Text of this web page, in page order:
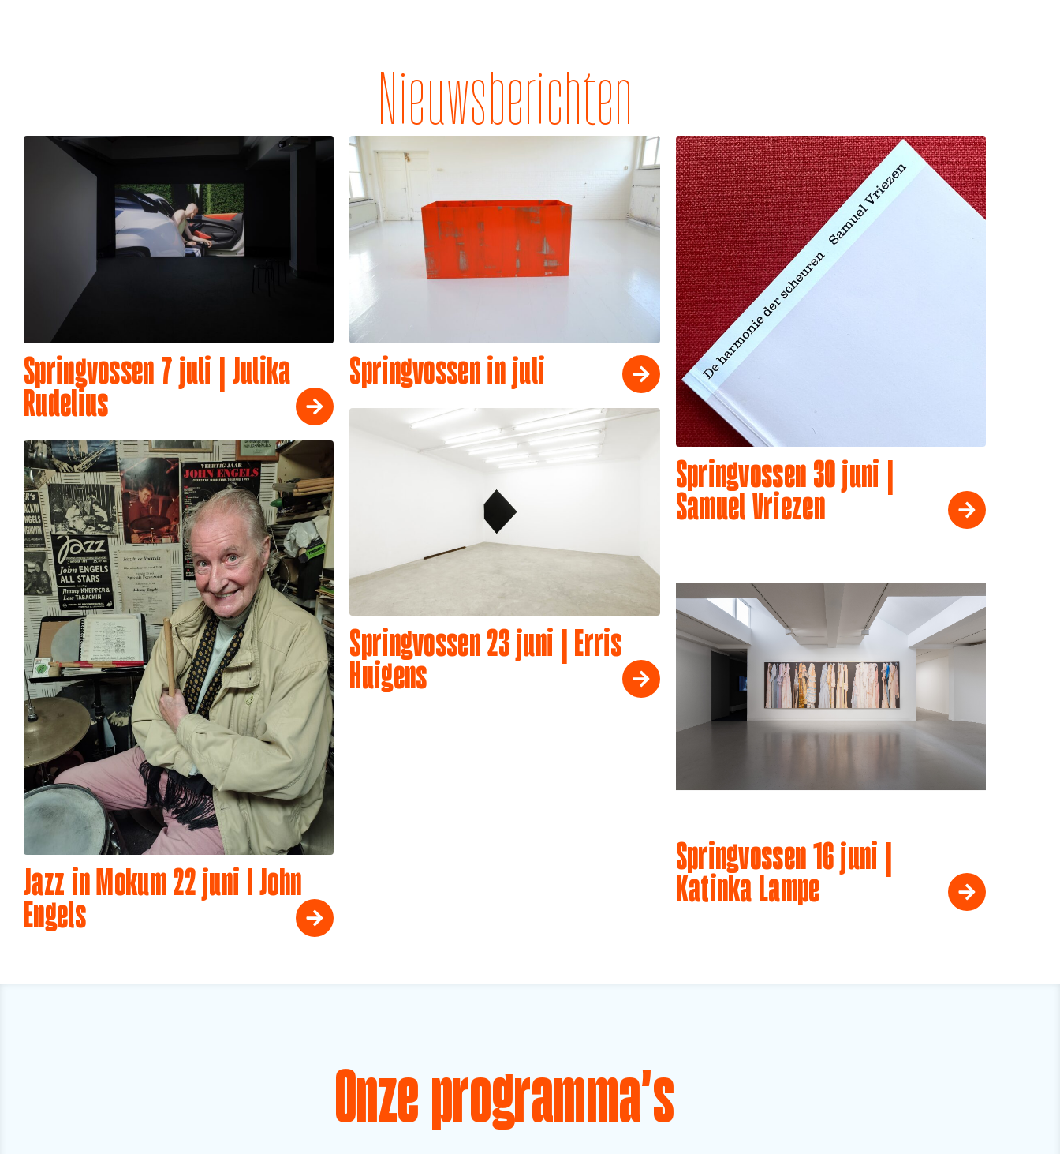
Nieuwsberichten
Springvossen 7 juli | Julika
Rudelius
Springvossen in juli
Springvossen 30 juni |
Samuel Vriezen
Springvossen 23 juni | Erris
Huigens
Jazz in Mokum 22 juni I John
Engels
Springvossen 16 juni |
Katinka Lampe
Onze programma's